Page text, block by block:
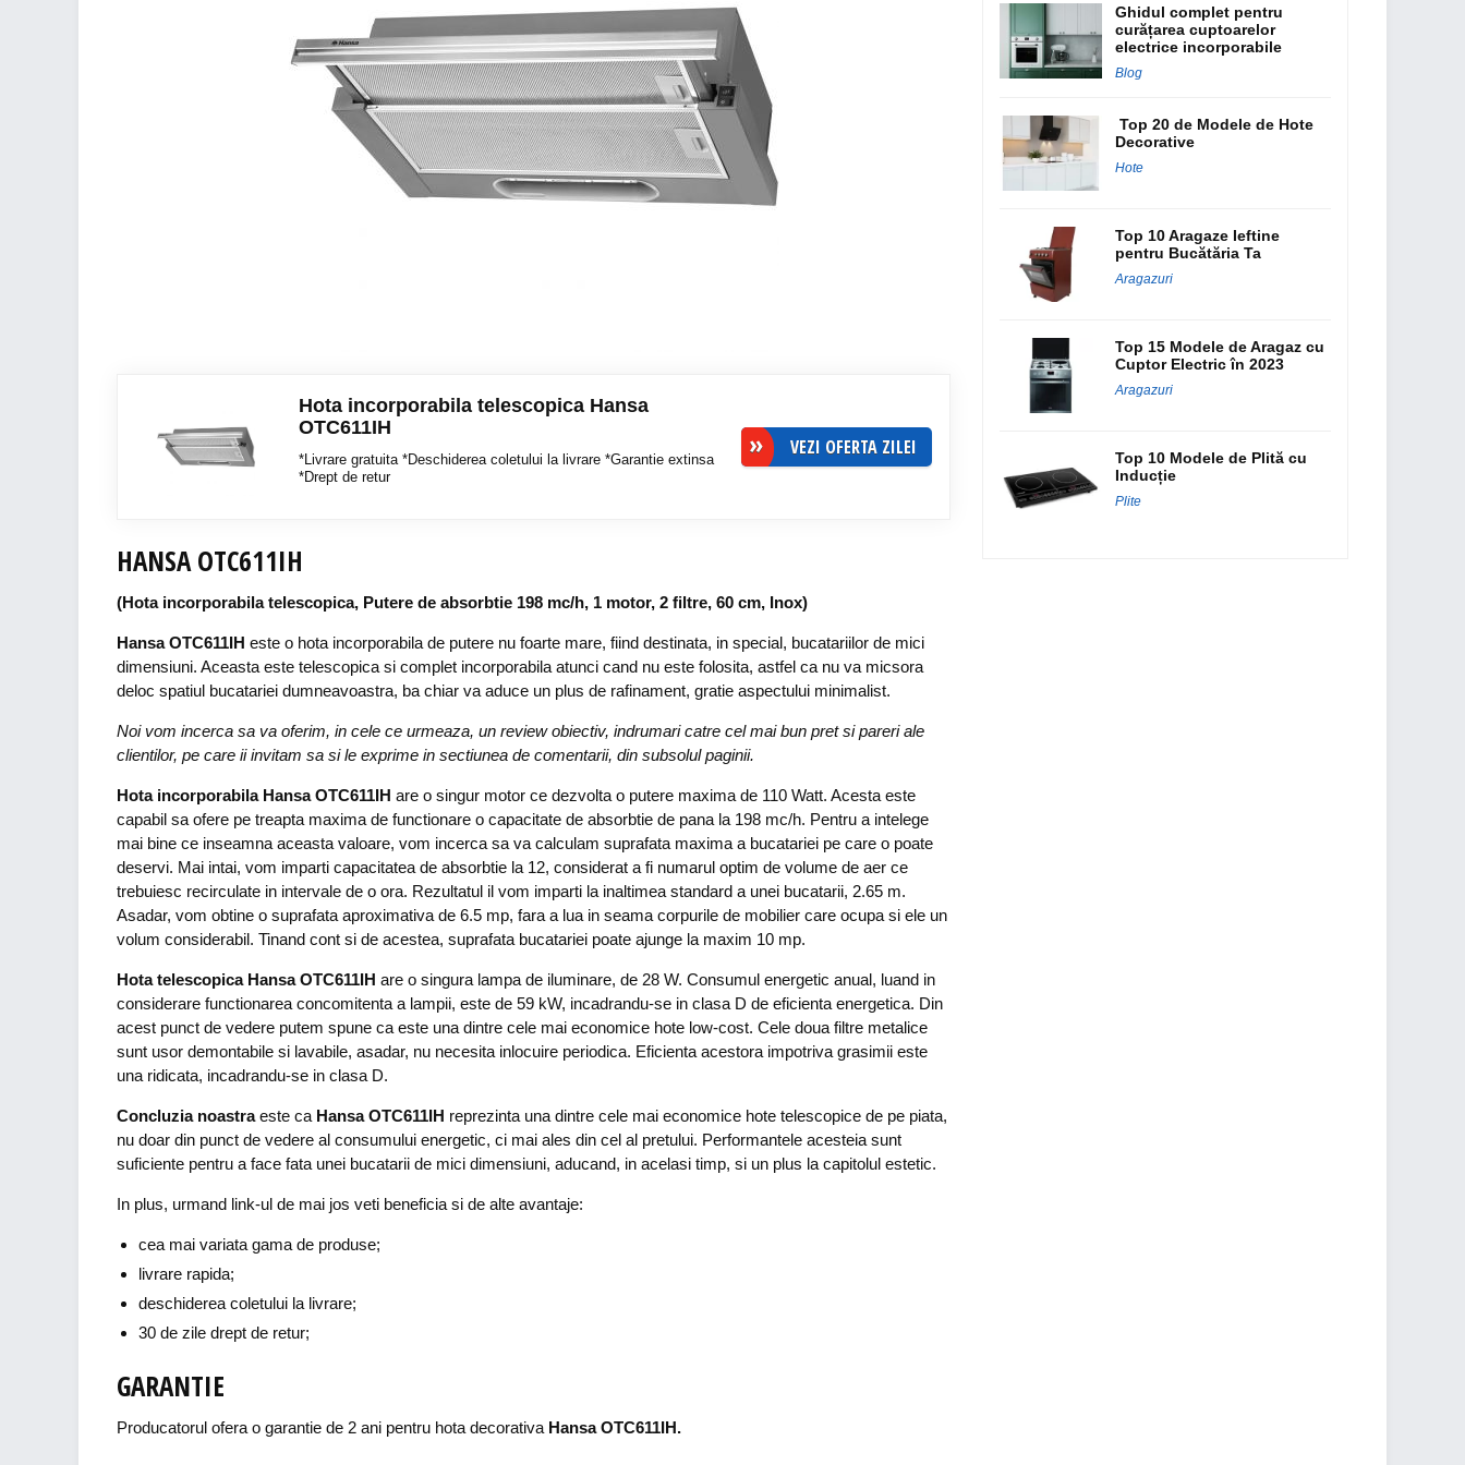
Hota incorporabila telescopica Hansa
OTC611IH
*Livrare gratuita *Deschiderea coletului la livrare *Garantie extinsa
*Drept de retur
VEZI OFERTA ZILEI
HANSA OTC611IH
(Hota incorporabila telescopica, Putere de absorbtie 198 mc/h, 1 motor, 2 filtre, 60 cm, Inox)
Hansa OTC611IH este o hota incorporabila de putere nu foarte mare, fiind destinata, in special, bucatariilor de mici
dimensiuni. Aceasta este telescopica si complet incorporabila atunci cand nu este folosita, astfel ca nu va micsora
deloc spatiul bucatariei dumneavoastra, ba chiar va aduce un plus de rafinament, gratie aspectului minimalist.
Noi vom incerca sa va oferim, in cele ce urmeaza, un review obiectiv, indrumari catre cel mai bun pret si pareri ale
clientilor, pe care ii invitam sa si le exprime in sectiunea de comentarii, din subsolul paginii.
Hota incorporabila Hansa OTC611IH are o singur motor ce dezvolta o putere maxima de 110 Watt. Acesta este
capabil sa ofere pe treapta maxima de functionare o capacitate de absorbtie de pana la 198 mc/h. Pentru a intelege
mai bine ce inseamna aceasta valoare, vom incerca sa va calculam suprafata maxima a bucatariei pe care o poate
deservi. Mai intai, vom imparti capacitatea de absorbtie la 12, considerat a fi numarul optim de volume de aer ce
trebuiesc recirculate in intervale de o ora. Rezultatul il vom imparti la inaltimea standard a unei bucatarii, 2.65 m.
Asadar, vom obtine o suprafata aproximativa de 6.5 mp, fara a lua in seama corpurile de mobilier care ocupa si ele un
volum considerabil. Tinand cont si de acestea, suprafata bucatariei poate ajunge la maxim 10 mp.
Hota telescopica Hansa OTC611IH are o singura lampa de iluminare, de 28 W. Consumul energetic anual, luand in
considerare functionarea concomitenta a lampii, este de 59 kW, incadrandu-se in clasa D de eficienta energetica. Din
acest punct de vedere putem spune ca este una dintre cele mai economice hote low-cost. Cele doua filtre metalice
sunt usor demontabile si lavabile, asadar, nu necesita inlocuire periodica. Eficienta acestora impotriva grasimii este
una ridicata, incadrandu-se in clasa D.
Concluzia noastraeste ca Hansa OTC611IH reprezinta una dintre cele mai economice hote telescopice de pe piata,
nu doar din punct de vedere al consumului energetic, ci mai ales din cel al pretului. Performantele acesteia sunt
suficiente pentru a face fata unei bucatarii de mici dimensiuni, aducand, in acelasi timp, si un plus la capitolul estetic.
In plus, urmand link-ul de mai jos veti beneficia si de alte avantaje:
cea mai variata gama de produse;
livrare rapida;
deschiderea coletului la livrare;
30 de zile drept de retur;
GARANTIE
Producatorul ofera o garantie de 2 ani pentru hota decorativa Hansa OTC611IH.
Ghidul complet pentru
curățarea cuptoarelor
electrice incorporabile
Blog
Top 20 de Modele de Hote
Decorative
Hote
Top 10 Aragaze Ieftine
pentru Bucătăria Ta
Aragazuri
Top 15 Modele de Aragaz cu
Cuptor Electric în 2023
Aragazuri
Top 10 Modele de Plită cu
Inducție
Plite